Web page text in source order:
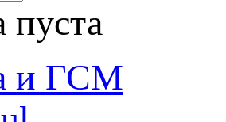
пуста
и ГСМ